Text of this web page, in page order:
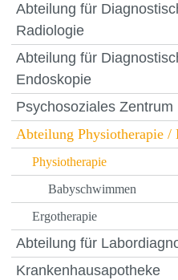
Abteilung für
Radiologie
Abteilung für
Endoskopie
Psychosoziales Zentrum
Abteilung Physiotherapie /
Physiotherapie
Babyschwimmen
Ergotherapie
Abteilung für
Krankenhausapotheke